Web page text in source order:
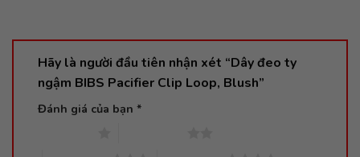
Hãy là người đầu tiên nhận xét “Dây đeo ty
ngậm BIBS Pacifier Clip Loop, Blush”
Đánh giá của bạn *